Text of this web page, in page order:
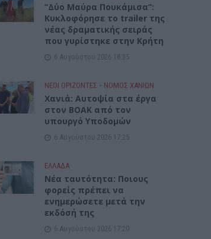
“Δύο Μαύρα Πουκάμισα”:
Κυκλοφόρησε το trailer της
νέας δραματικής σειράς
που γυρίστηκε στην Κρήτη
6 Αυγούστου 2026 18:35
ΝΕΟΙ ΟΡΙΖΟΝΤΕΣ • ΝΟΜΌΣ ΧΑΝΊΩΝ
Χανιά: Αυτοψία στα έργα
στον ΒΟΑΚ από τον
υπουργό Υποδομών
6 Αυγούστου 2026 17:25
ΕΛΛΑΔΑ
Νέα ταυτότητα: Ποιους
φορείς πρέπει να
ενημερώσετε μετά την
εκδόσή της
6 Αυγούστου 2026 17:20